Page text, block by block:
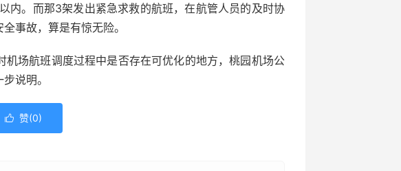
内。而那3架发出紧急求救的航班，在航管人员的及时协
事故，算是有惊无险。
场航班调度过程中是否存在可优化的地方，桃园机场公
说明。
 赞(0)